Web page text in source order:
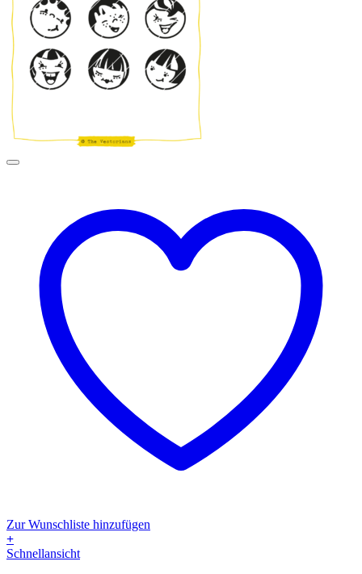
Zur Wunschliste hinzufügen
+
Dieses
Schnellansicht